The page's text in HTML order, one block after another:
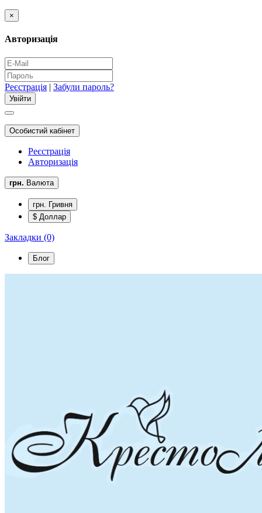
×
Авторизація
Реєстрація | Забули пароль?
Особистий кабінет
Реєстрація
Авторизація
грн. Валюта
грн. Гривня
$ Доллар
Закладки (0)
Блог